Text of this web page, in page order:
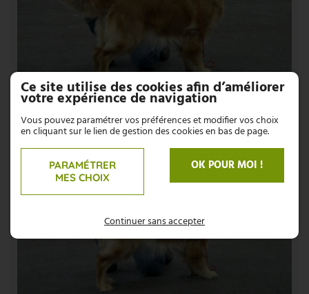
Ce site utilise des cookies afin d’améliorer
votre expérience de navigation
Vous pouvez paramétrer vos préférences et modifier vos choix
en cliquant sur le lien de gestion des cookies en bas de page.
PARAMÉTRER
MES CHOIX
OK POUR MOI !
Continuer sans accepter